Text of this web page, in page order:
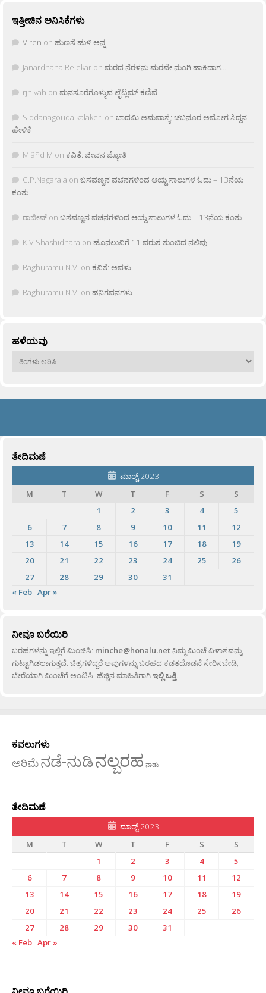
ಇತ್ತೀಚಿನ ಅನಿಸಿಕೆಗಳು
Viren on ಹುಣಸೆ ಹುಳಿ ಅನ್ನ
Janardhana Relekar on ಮರದ ನೆರಳನು ಮರವೇ ನುಂಗಿ ಹಾಕಿದಾಗ…
rjnivah on ಮನಸೂರೆಗೊಳ್ಳುವ ಲೈಟ್ಲಮ್ ಕಣಿವೆ
Siddanagouda kalakeri on ಬಾದಮಿ ಅಮವಾಸ್ಯೆ: ಚಬನೂರ ಅಮೋಗ ಸಿದ್ದನ
ಹೇಳಿಕೆ
M âñd M on ಕವಿತೆ: ಜೀವನ ಜ್ಯೋತಿ
C.P.Nagaraja on ಬಸವಣ್ಣನ ವಚನಗಳಿಂದ ಆಯ್ದ ಸಾಲುಗಳ ಓದು – 13ನೆಯ
ಕಂತು
ರಾಜೀವ್ on ಬಸವಣ್ಣನ ವಚನಗಳಿಂದ ಆಯ್ದ ಸಾಲುಗಳ ಓದು – 13ನೆಯ ಕಂತು
K.V Shashidhara on ಹೊನಲುವಿಗೆ 11 ವರುಶ ತುಂಬಿದ ನಲಿವು
Raghuramu N.V. on ಕವಿತೆ: ಅವಳು
Raghuramu N.V. on ಹನಿಗವನಗಳು
ಹಳೆಯವು
ಹಳೆಯವು
ತೇದಿಮಣೆ
ಮಾರ್‍ಚ್ 2023
M
T W T F S
S
1
2 3 4
5
6
7 8 9 10 11
12
13
14 15 16 17 18
19
20
21 22 23 24 25
26
27
28 29 30
31
« Feb Apr »
ನೀವೂ ಬರೆಯಿರಿ
ಬರಹಗಳನ್ನು ಇಲ್ಲಿಗೆ ಮಿಂಚಿಸಿ: minche@honalu.netನಿಮ್ಮ ಮಿಂಚೆ ವಿಳಾಸವನ್ನು
ಗುಟ್ಟಾಗಿಡಲಾಗುತ್ತದೆ. ಚಿತ್ರಗಳಿದ್ದರೆ ಅವುಗಳನ್ನು ಬರಹದ ಕಡತದೊಡನೆ ಸೇರಿಸಬೇಡಿ,
ಬೇರೆಯಾಗಿ ಮಿಂಚೆಗೆ ಅಂಟಿಸಿ. ಹೆಚ್ಚಿನ ಮಾಹಿತಿಗಾಗಿಇಲ್ಲಿ ಒತ್ತಿ.
ಕವಲುಗಳು
ಅರಿಮೆನಡೆ-ನುಡಿನಲ್ಬರಹ ನಾಡು
ತೇದಿಮಣೆ
ಮಾರ್‍ಚ್ 2023
M
T W T F S
S
1
2 3 4
5
6
7 8 9 10 11
12
13
14 15 16 17 18
19
20
21 22 23 24 25
26
27
28 29 30
31
« Feb Apr »